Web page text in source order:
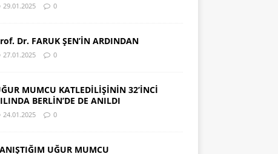
29.01.2025 0
Dr. FARUK ŞEN’İN ARDINDAN
27.01.2025 0
MUMCU KATLEDİLİŞİNİN 32’İNCİ
BERLİN’DE DE ANILDI
24.01.2025 0
UĞUR MUMCU